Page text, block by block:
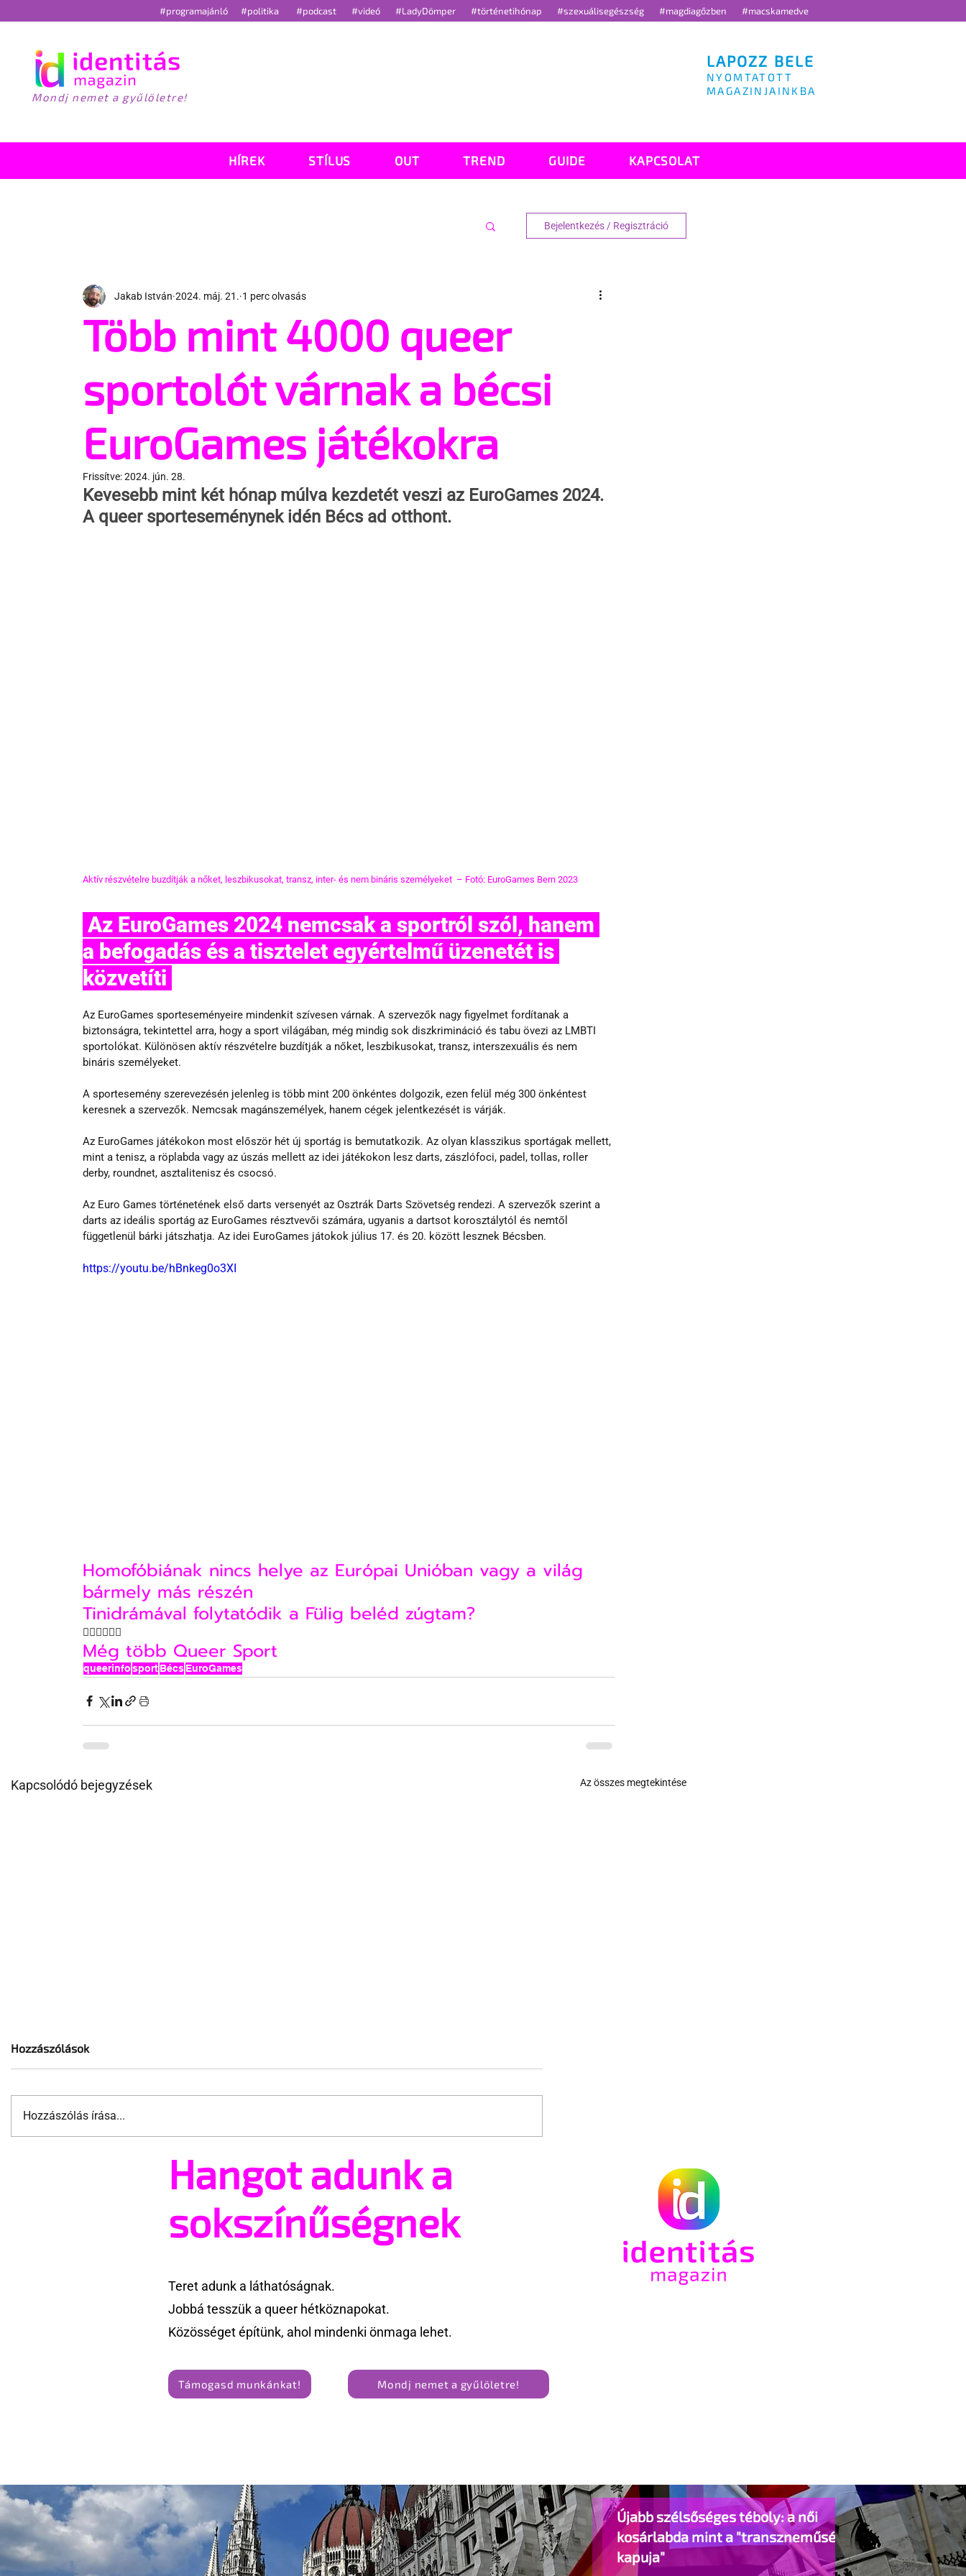
#programajánló #politika #podcast #videó #LadyDömper #történetihónap #szexuálisegészség #magdiagőzben #macskamedve
Mondj nemet a gyűlöletre!
LAPOZZ BELE
NYOMTATOTT
MAGAZINJAINKBA
HÍREK STÍLUS OUT TREND GUIDE KAPCSOLAT
Bejelentkezés / Regisztráció
Több mint 4000 queer
sportolót várnak a bécsi
EuroGames játékokra
Jakab István 2024. máj. 21. 1 perc olvasás
Frissítve:2024. jún. 28.
Kevesebb mint két hónap múlva kezdetét veszi az EuroGames 2024.
A queer sporteseménynek idén Bécs ad otthont.
Aktív részvételre buzdítják a nőket, leszbikusokat, transz, inter- és nem bináris személyeket  – Fotó: EuroGames Bern 2023
a befogadás és a tisztelet egyértelmű üzenetét is
közvetíti
Az EuroGames sporteseményeire mindenkit szívesen várnak. A szervezők nagy figyelmet fordítanak a
biztonságra, tekintettel arra, hogy a sport világában, még mindig sok diszkrimináció és tabu övezi az LMBTI
sportolókat. Különösen aktív részvételre buzdítják a nőket, leszbikusokat, transz, interszexuális és nem
bináris személyeket.
A sportesemény szerevezésén jelenleg is több mint 200 önkéntes dolgozik, ezen felül még 300 önkéntest
keresnek a szervezők. Nemcsak magánszemélyek, hanem cégek jelentkezését is várják.
Az EuroGames játékokon most először hét új sportág is bemutatkozik. Az olyan klasszikus sportágak mellett,
mint a tenisz, a röplabda vagy az úszás mellett az idei játékokon lesz darts, zászlófoci, padel, tollas, roller
derby, roundnet, asztalitenisz és csocsó.
Az Euro Games történetének első darts versenyét az Osztrák Darts Szövetség rendezi. A szervezők szerint a
darts az ideális sportág az EuroGames résztvevői számára, ugyanis a dartsot korosztálytól és nemtől
függetlenül bárki játszhatja. Az idei EuroGames játokok július 17. és 20. között lesznek Bécsben.
https://youtu.be/hBnkeg0o3XI
Homofóbiának nincs helye az Európai Unióban vagy a világ
bármely más részén
Tinidrámával folytatódik a Fülig beléd zúgtam?
🤼‍♂️🤼‍♂️🤼‍♂️
Még több Queer Sport
queerinfosport Bécs EuroGames
Kapcsolódó bejegyzések Az összes megtekintése
A nem bináris Nemo nyerte
az Eurovíziós Dalfesztivált
Minden eddiginél több queer
sportoló vehet részt a párizsi
olimpián
Hozzászólások
Hozzászólás írása...
Hangot adunk a
sokszínűségnek
Teret adunk a láthatóságnak.
Jobbá tesszük a queer hétköznapokat.
Közösséget építünk, ahol mindenki önmaga lehet.
Támogasd munkánkat! Mondj nemet a gyűlöletre!
Újabb szélsőséges téboly: a női
kosárlabda mint a "transzneműség
kapuja"